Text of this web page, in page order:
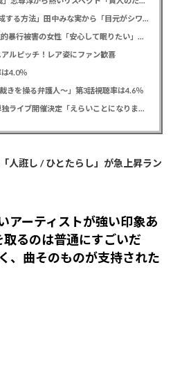
重岡大毅 「5秒で完全犯罪を生成する方法」田中みな実から「目元がシワシワ」とダメ出し連発されたことを暴露
元ジャンポケ・斉藤慎二被告 性的暴行被害の女性「安心して眠りたい」「何も恐れず外を歩きたい」
ルピッチ！レア姿にファン歓喜
4.0％
を操る弁護人～」第3話視聴率は4.6％
ヤーレンズ 日本武道館で初の単独ライブ開催決定「えらいことになりました！」
人誑し / ひとたらし」が急上昇ラン
アーティストが強い印象あ
るのは普通にすごいだ
、曲そのものが支持された